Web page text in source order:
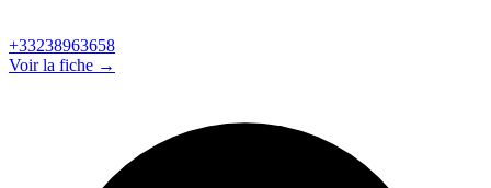
+33238963658
Voir la fiche →